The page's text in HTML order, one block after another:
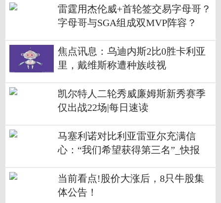
雷霆用杰伦威+首轮签交易字母哥？
字母哥与SGA组成双MVP阵容？
焦点讯息：乌迪内斯2比0胜卡利亚
里，戴维斯称遭种族歧视
凯尔特人二轮秀威廉姆斯新秀赛季
仅出战22场|每日速读
马塞利诺对比利亚雷亚尔充满信
心：“我们希望获得第三名”_快报
当前看点!股价大涨后，8只牛股集
体公告！